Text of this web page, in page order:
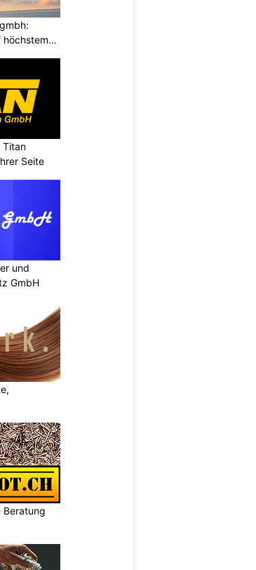
höchstem
Titan
Seite
und
GmbH
Beratung